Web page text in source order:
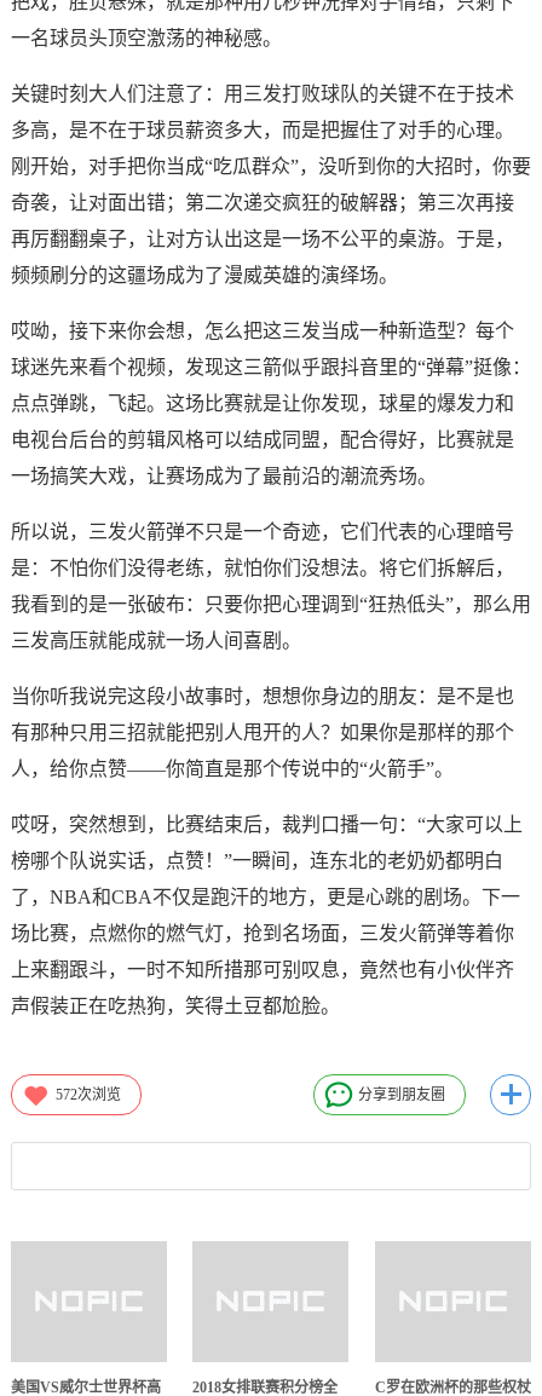
一名球员头顶空激荡的神秘感。
关键时刻大人们注意了：用三发打败球队的关键不在于技术
多高，是不在于球员薪资多大，而是把握住了对手的心理。
刚开始，对手把你当成“吃瓜群众”，没听到你的大招时，你要
奇袭，让对面出错；第二次递交疯狂的破解器；第三次再接
再厉翻翻桌子，让对方认出这是一场不公平的桌游。于是，
频频刷分的这疆场成为了漫威英雄的演绎场。
哎呦，接下来你会想，怎么把这三发当成一种新造型？每个
球迷先来看个视频，发现这三箭似乎跟抖音里的“弹幕”挺像：
点点弹跳，飞起。这场比赛就是让你发现，球星的爆发力和
电视台后台的剪辑风格可以结成同盟，配合得好，比赛就是
一场搞笑大戏，让赛场成为了最前沿的潮流秀场。
所以说，三发火箭弹不只是一个奇迹，它们代表的心理暗号
是：不怕你们没得老练，就怕你们没想法。将它们拆解后，
我看到的是一张破布：只要你把心理调到“狂热低头”，那么用
三发高压就能成就一场人间喜剧。
当你听我说完这段小故事时，想想你身边的朋友：是不是也
有那种只用三招就能把别人甩开的人？如果你是那样的那个
人，给你点赞——你简直是那个传说中的“火箭手”。
哎呀，突然想到，比赛结束后，裁判口播一句：“大家可以上
榜哪个队说实话，点赞！”一瞬间，连东北的老奶奶都明白
了，NBA和CBA不仅是跑汗的地方，更是心跳的剧场。下一
场比赛，点燃你的燃气灯，抢到名场面，三发火箭弹等着你
上来翻跟斗，一时不知所措那可别叹息，竟然也有小伙伴齐
声假装正在吃热狗，笑得土豆都尬脸。
572次浏览 分享到朋友圈
美国VS威尔士世界杯高 2018女排联赛积分榜全 C罗在欧洲杯的那些权杖